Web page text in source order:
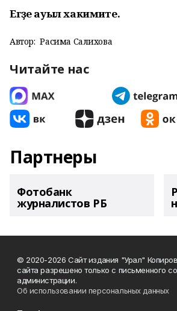
Егәҙе ауыл хакимиәте.
Автор: Расима Салихова
Читайте нас
Партнеры
Фотобанк
журналистов РБ
© 2020-2026 Сайт издания "Урал"
сайта разрешено только с письменного
администрации.
Об использовании персональных данных